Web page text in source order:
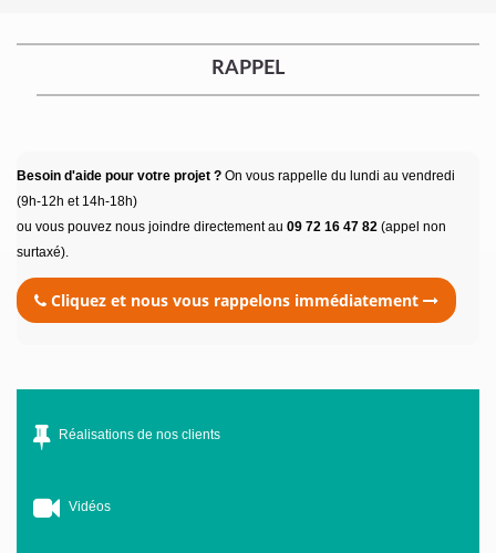
RAPPEL
Besoin d'aide pour votre projet ? On vous rappelle du lundi au vendredi
(9h-12h et 14h-18h)
ou vous pouvez nous joindre directement au 09 72 16 47 82 (appel non
surtaxé).
Cliquez et nous vous rappelons immédiatement
Réalisations de nos clients
Vidéos